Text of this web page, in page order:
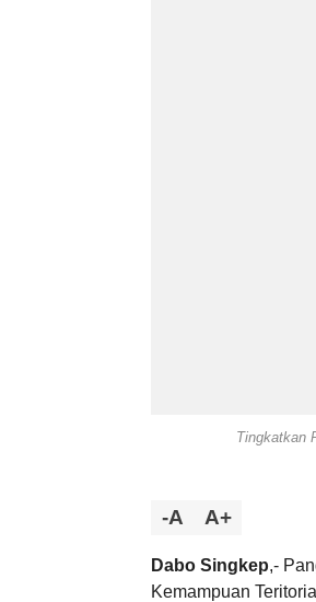
Tingkatkan
-A A+
Dabo Singkep,-
Kemampuan